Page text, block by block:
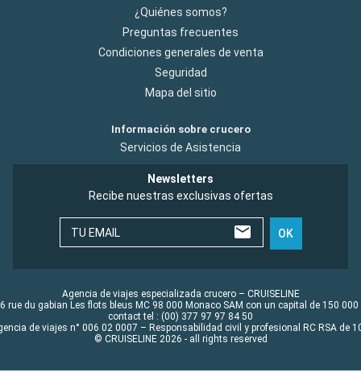
¿Quiénes somos?
Preguntas frecuentes
Condiciones generales de venta
Seguridad
Mapa del sitio
Información sobre crucero
Servicios de Asistencia
Newsletters
Recibe nuestras exclusivas ofertas
TU EMAIL OK
Agencia de viajes especializada crucero – CRUISELINE
rue du gabian Les flots bleus MC 98 000 Monaco SAM con un capital de 150 000
contact tel : (00) 377 97 97 84 50
de viajes n° 006 02 0007 – Responsabilidad civil y profesional RC RSA de
© CRUISELINE 2026 - all rights reserved